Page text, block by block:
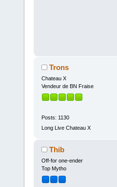
Trons
Chateau X
Vendeur de BN Fraise
Posts: 1130
Long Live Chateau X
Thib
Off-for one-ender
Top Mytho